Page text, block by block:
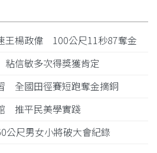
王楊政偉 100公尺11秒87奪金
信敏多次得獎獲肯定
全國田徑賽短跑奪金摘銅
推平民美學實踐
尺男女小將破大會紀錄